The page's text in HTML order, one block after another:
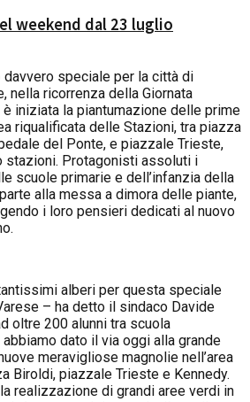
weekend dal 23 luglio
davvero speciale per la città di
nella ricorrenza della Giornata
iniziata la piantumazione delle prime
riqualificata delle Stazioni, tra piazza
del Ponte, e piazzale Trieste,
stazioni. Protagonisti assoluti i
scuole primarie e dell’infanzia della
alla messa a dimora delle piante,
i loro pensieri dedicati al nuovo
alberi per questa speciale
– ha detto il sindaco Davide
oltre 200 alunni tra scuola
dato il via oggi alla grande
meravigliose magnolie nell’area
Biroldi, piazzale Trieste e Kennedy.
realizzazione di grandi aree verdi in